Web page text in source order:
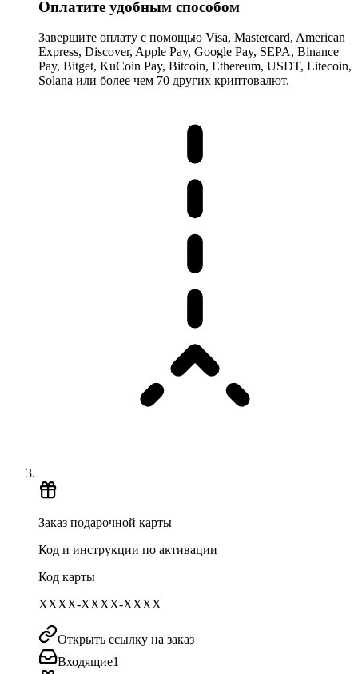
Оплатите удобным способом
Завершите оплату с помощью Visa, Mastercard, American
Express, Discover, Apple Pay, Google Pay, SEPA, Binance
Pay, Bitget, KuCoin Pay, Bitcoin, Ethereum, USDT, Litecoin,
Solana или более чем 70 других криптовалют.
Заказ подарочной карты
Код и инструкции по активации
Код карты
XXXX-XXXX-XXXX
Открыть ссылку на заказ
Входящие1